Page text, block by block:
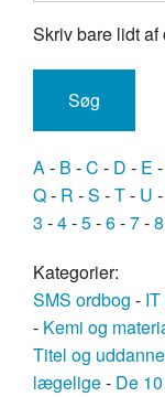
Skriv bare lidt af
A- B -C - D - E -
Q- R -S -T- U -
3 -4-5-6-7-8
Kategorier:
SMS ordbog -
- Kemi og
Titel og
lægelige- De